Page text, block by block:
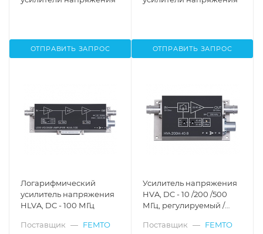
ОТПРАВИТЬ ЗАПРОС ОТПРАВИТЬ ЗАПРОС
Логарифмический
усилитель напряжения
HLVA, DC - 100 МГц
Поставщик — FEMTO
Усилитель напряжения
HVA, DC - 10 /200 /500
МГц, регулируемый /
МОм
Поставщик — FEMTO